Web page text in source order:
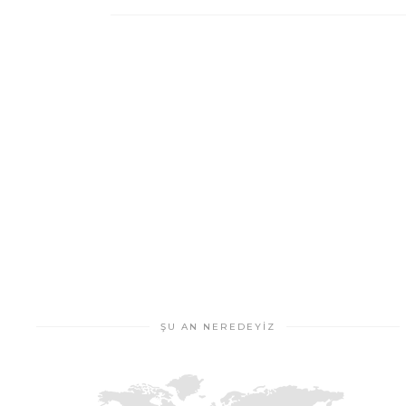
ŞU AN NEREDEYIZ